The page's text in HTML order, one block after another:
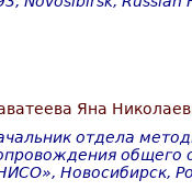
Яна
отдела
общего
Новосибирск,